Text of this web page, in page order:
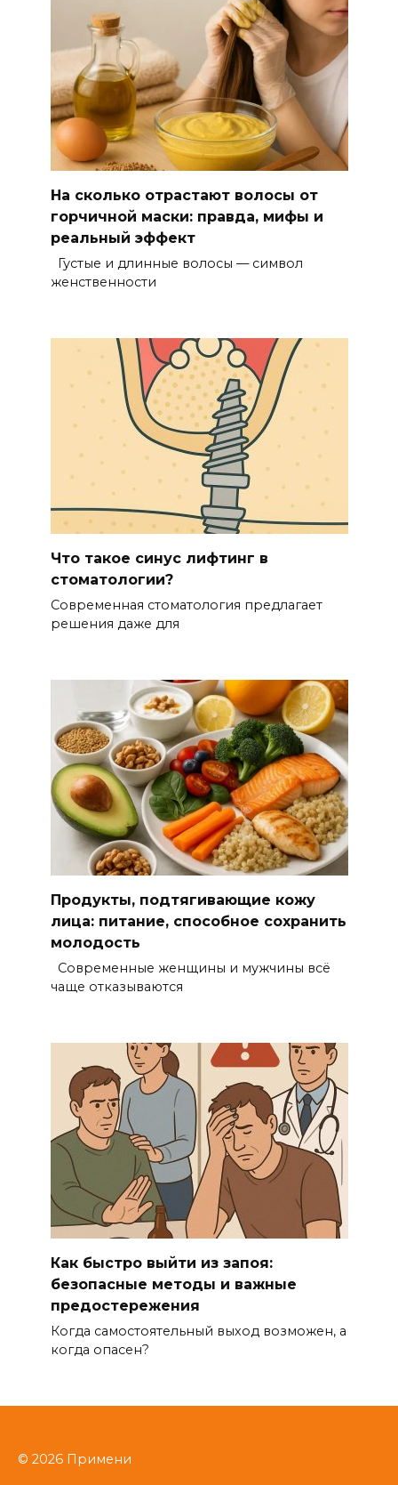
На сколько отрастают волосы от
горчичной маски: правда, мифы и
реальный эффект
Густые и длинные волосы — символ
женственности
Что такое синус лифтинг в
стоматологии?
Современная стоматология предлагает
решения даже для
Продукты, подтягивающие кожу
лица: питание, способное сохранить
молодость
Современные женщины и мужчины всё
чаще отказываются
Как быстро выйти из запоя:
безопасные методы и важные
предостережения
Когда самостоятельный выход возможен, а
когда опасен?
© 2026 Примени